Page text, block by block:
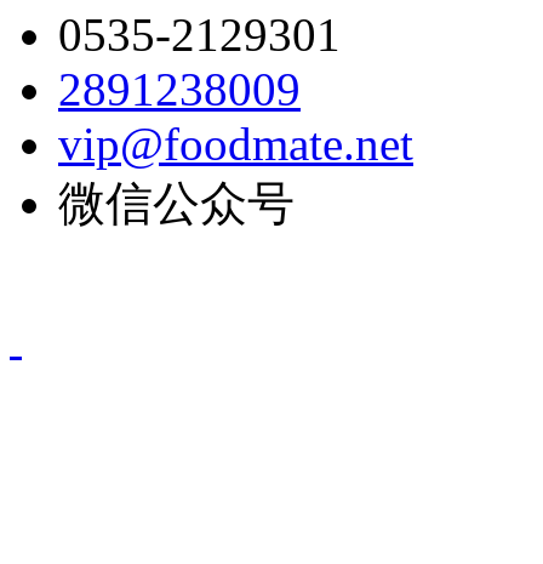
0535-2129301
2891238009
vip@foodmate.net
微信公众号